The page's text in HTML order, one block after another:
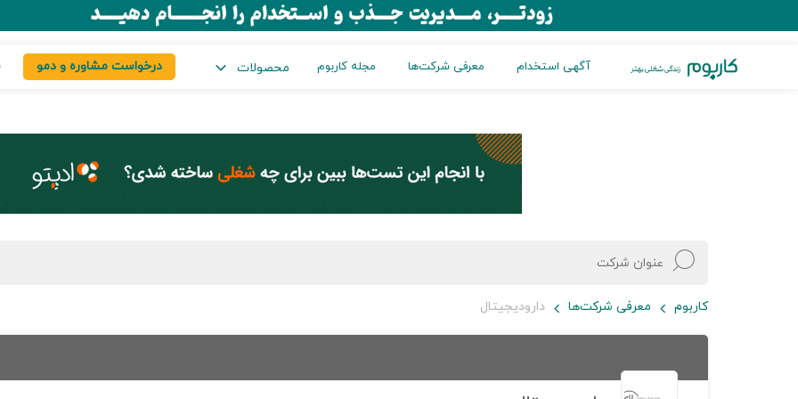
آگهی استخدام معرفی شرکت‌ها مجله کاربوم محصولات درخواست مشاوره و دمو
کاربوم معرفی شرکت‌ها دارودیجیتال